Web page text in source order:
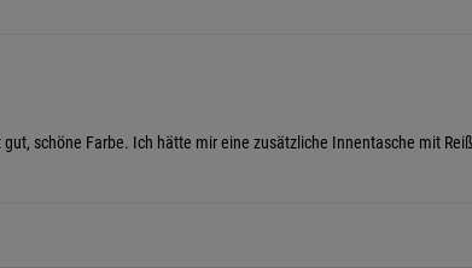
schöne Farbe. Ich hätte mir eine zusätzliche Innentasche mit